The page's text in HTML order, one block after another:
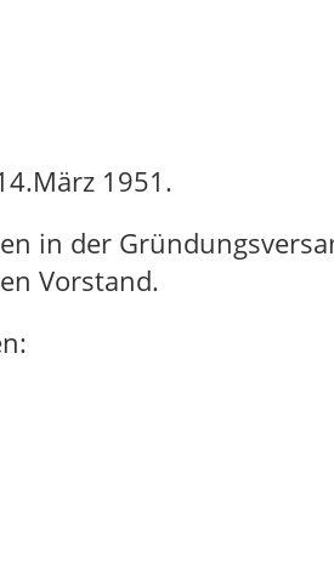
1951.
in der
Vorstand.